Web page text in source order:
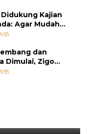
Kajian
Agar Mudah
dan
Dimulai, Zigo
Berjalan
Jepang Selalu